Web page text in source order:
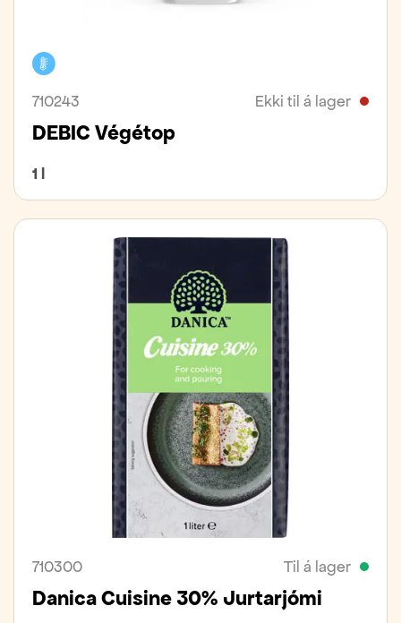
710243 Ekki til á lager
DEBIC Végétop
1 l
710300 Til á lager
Danica Cuisine 30% Jurtarjómi